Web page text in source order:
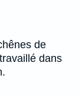
de
dans